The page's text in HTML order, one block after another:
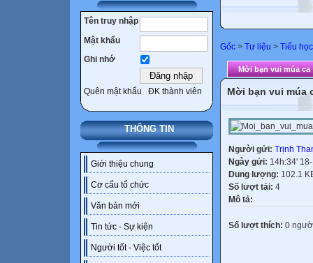
Tên truy nhập
Mật khẩu
Ghi nhớ
Quên mật khẩu ĐK thành viên
THÔNG TIN
Giới thiệu chung
Cơ cấu tổ chức
Văn bản mới
Tin tức - Sự kiện
Người tốt - Việc tốt
Gốc > Tư liệu > Tiểu học
Mời bạn vui múa ca
Mời bạn vui múa
Người gửi: Trịnh
Ngày gửi: 14h:34'
Dung lượng: 102.1
Số lượt tải: 4
Mô tả:
Số lượt thích: 0